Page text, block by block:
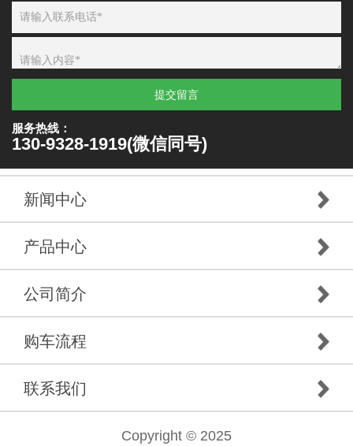
提交留言
服务热线：
130-9328-1919(微信同号)
新闻中心
产品中心
公司简介
购车流程
联系我们
Copyright © 2025